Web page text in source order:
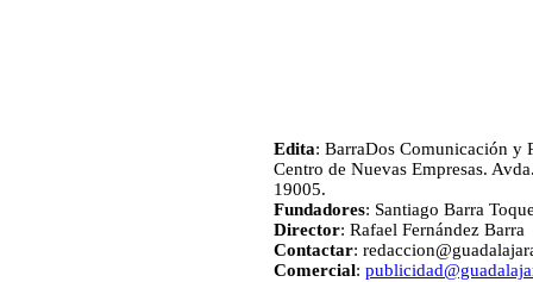
Edita: BarraDos Comunicación y
Centro de Nuevas Empresas.
19005.
Fundadores: Santiago Barra
Director: Rafael Fernández Barra
Contactar:
Comercial: